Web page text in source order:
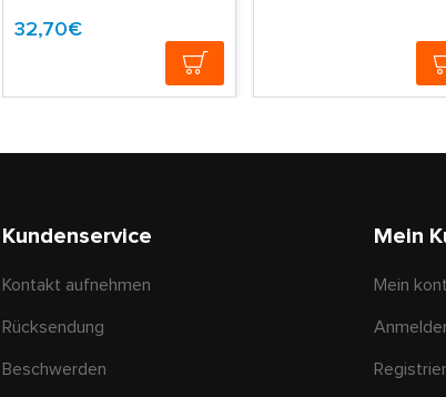
32,70€
Kundenservice
Kontakt aufnehmen
Rücksendung
Beschwerden
Mein
Mein